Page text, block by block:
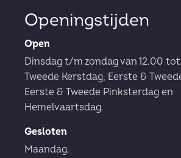
Openingstijden
Open
Dinsdag t/m zondag van 12.00 tot
Tweede Kerstdag, Eerste &
Eerste & Tweede Pinksterdag en
Hemelvaartsdag.
Gesloten
Maandag.